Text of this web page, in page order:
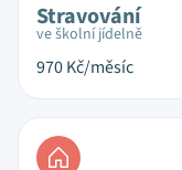
Stravování
ve školní jídelně
970Kč/měsíc